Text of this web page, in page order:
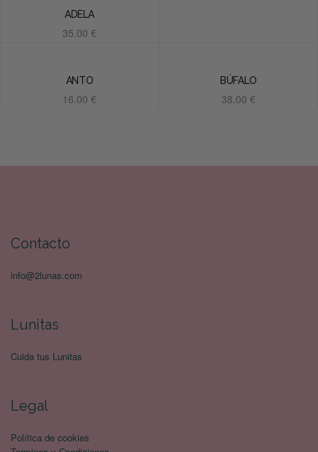
ADELA
35.00 €
ANTO
16.00 €
BÚFALO
38.00 €
Contacto
info@2lunas.com
Lunitas
Cuida tus Lunitas
Legal
Política de cookies